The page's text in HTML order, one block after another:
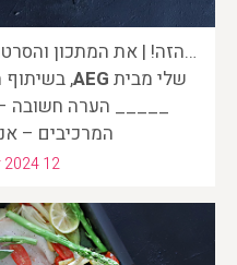
…הזה! | את המתכון
שלי מבית AEG, בשיתוף
_____ הערה חשובה
המרכיבים –
12